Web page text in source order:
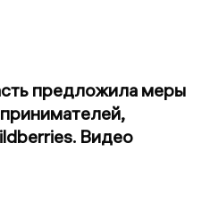
предложила меры
Видео